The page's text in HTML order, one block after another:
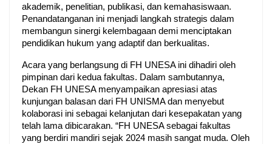
akademik, penelitian, publikasi, dan kemahasiswaan.
Penandatanganan ini menjadi langkah strategis dalam
membangun sinergi kelembagaan demi menciptakan
pendidikan hukum yang adaptif dan berkualitas.
Acara yang berlangsung di FH UNESA ini dihadiri oleh
pimpinan dari kedua fakultas. Dalam sambutannya,
Dekan FH UNESA menyampaikan apresiasi atas
kunjungan balasan dari FH UNISMA dan menyebut
kolaborasi ini sebagai kelanjutan dari kesepakatan yang
telah lama dibicarakan. “FH UNESA sebagai fakultas
yang berdiri mandiri sejak 2024 masih sangat muda. Oleh